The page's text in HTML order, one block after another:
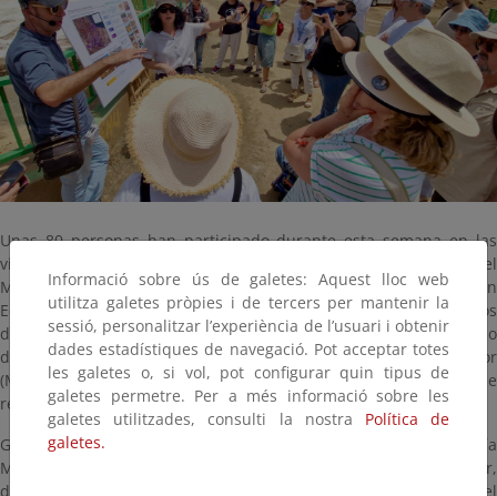
Unas 80 personas han participado durante esta semana en las
visitas guiadas gratuitas, organizadas por la Oficina Técnica del
Mar Menor, dependiente del Ministerio para la Transición
Ecológica y el Reto Demográfico (MITECO), a emplazamientos
donde se están impulsando algunos de los proyectos del Marco
de Actuaciones Prioritarias para Recuperar el Mar Menor
(MAPMM), reconocido por la ONU como iniciativa emblemática de
restauración ambiental.
Gracias a esta iniciativa, enmarcada en la celebración del Día
Mundial del Medio Ambiente, los ciudadanos han podido conocer,
de la mano de los técnicos que dirigen estas actuaciones, el
Informació sobre ús de galetes: Aquest lloc web
utilitza galetes pròpies i de tercers per mantenir la
sessió, personalitzar l’experiència de l’usuari i obtenir
dades estadístiques de navegació. Pot acceptar totes
les galetes o, si vol, pot configurar quin tipus de
galetes permetre. Per a més informació sobre les
galetes utilitzades, consulti la nostra Política de
galetes.